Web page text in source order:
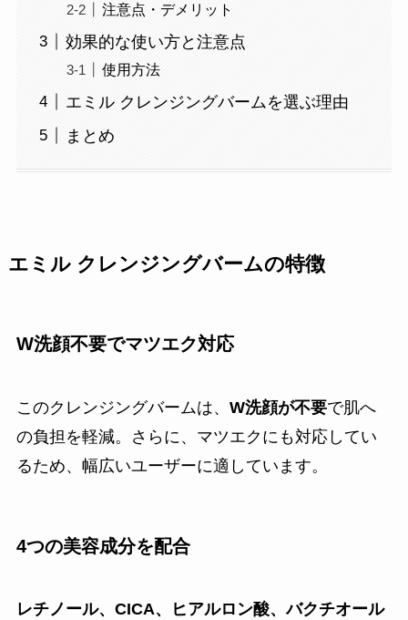
注意点・デメリット
効果的な使い方と注意点
使用方法
エミル クレンジングバームを選ぶ理由
まとめ
エミル クレンジングバームの特徴
W洗顔不要でマツエク対応
このクレンジングバームは、 W洗顔が不要で肌へ
の負担を軽減。さらに、マツエクにも対応してい
るため、幅広いユーザーに適しています。
4つの美容成分を配合
レチノール、CICA、ヒアルロン酸、バクチオール